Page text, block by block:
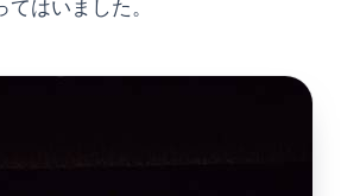
はいました。